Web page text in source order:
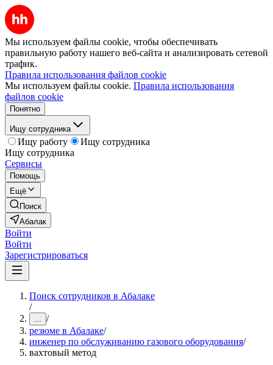
Мы используем файлы cookie, чтобы обеспечивать
правильную работу нашего веб-сайта и анализировать сетевой
трафик.
Правила использования файлов cookie
Мы используем файлы cookie. Правила использования
файлов cookie
Понятно
Ищу сотрудника
Ищу работу
Ищу сотрудника
Ищу сотрудника
Сервисы
Помощь
Ещё
Поиск
Абалак
Войти
Войти
Зарегистрироваться
Поиск сотрудников в Абалаке
/
... /
резюме в Абалаке/
инженер по обслуживанию газового оборудования/
вахтовый метод